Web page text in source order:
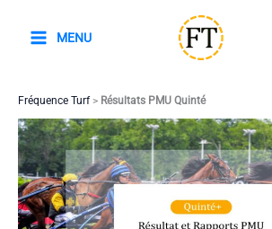
MENU
Fréquence Turf> Résultats PMU Quinté